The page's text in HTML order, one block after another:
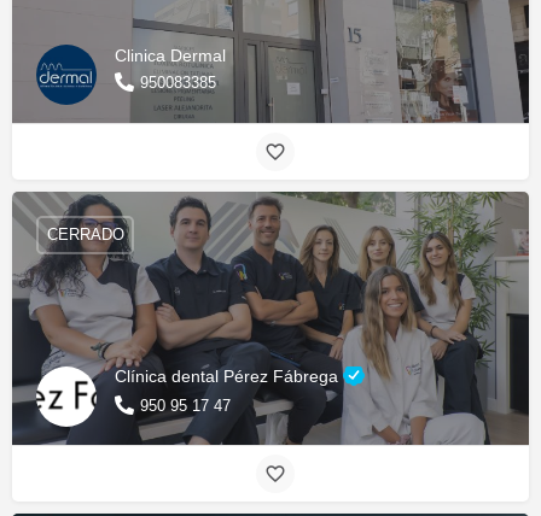
Clinica Dermal
950083385
Clínica dental Pérez Fábrega
950 95 17 47
CERRADO